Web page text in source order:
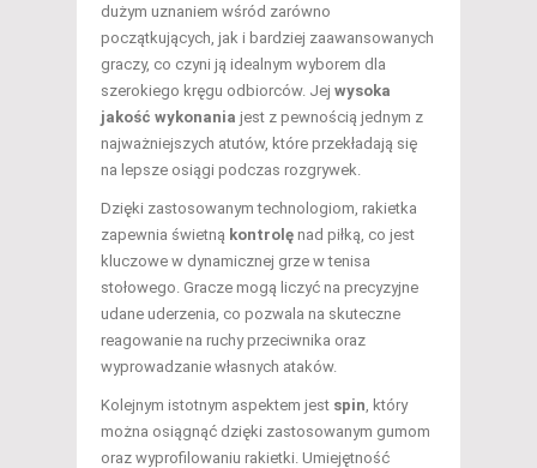
dużym uznaniem wśród zarówno
początkujących, jak i bardziej zaawansowanych
graczy, co czyni ją idealnym wyborem dla
szerokiego kręgu odbiorców. Jej wysoka
jakość wykonania jest z pewnością jednym z
najważniejszych atutów, które przekładają się
na lepsze osiągi podczas rozgrywek.
Dzięki zastosowanym technologiom, rakietka
zapewnia świetną kontrolę nad piłką, co jest
kluczowe w dynamicznej grze w tenisa
stołowego. Gracze mogą liczyć na precyzyjne
udane uderzenia, co pozwala na skuteczne
reagowanie na ruchy przeciwnika oraz
wyprowadzanie własnych ataków.
Kolejnym istotnym aspektem jest spin , który
można osiągnąć dzięki zastosowanym gumom
oraz wyprofilowaniu rakietki. Umiejętność